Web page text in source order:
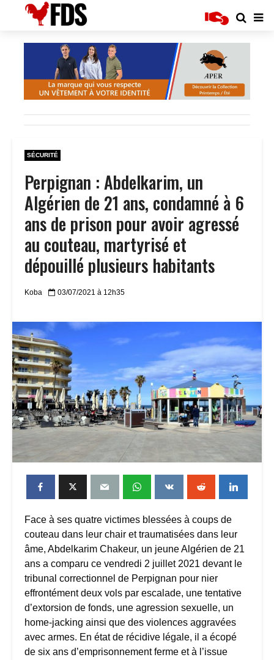
SÉCURITÉ
Perpignan : Abdelkarim, un
Algérien de 21 ans, condamné à 6
ans de prison pour avoir agressé
au couteau, martyrisé et
dépouillé plusieurs habitants
Koba 03/07/2021 à 12h35
Face à ses quatre victimes blessées à coups de
couteau dans leur chair et traumatisées dans leur
âme, Abdelkarim Chakeur, un jeune Algérien de 21
ans a comparu ce vendredi 2 juillet 2021 devant le
tribunal correctionnel de Perpignan pour nier
effrontément deux vols par escalade, une tentative
d’extorsion de fonds, une agression sexuelle, un
home-jacking ainsi que des violences aggravées
avec armes. En état de récidive légale, il a écopé
de six ans d’emprisonnement ferme et à l’issue